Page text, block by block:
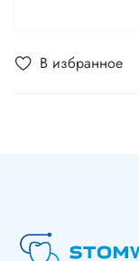
В избранное